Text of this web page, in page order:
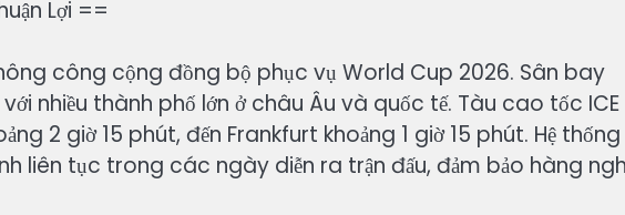
Lợi ==
công cộng đồng bộ phục vụ World Cup 2026. Sân bay
nhiều thành phố lớn ở châu Âu và quốc tế. Tàu cao tốc
2 giờ 15 phút, đến Frankfurt khoảng 1 giờ 15 phút. Hệ thống
liên tục trong các ngày diễn ra trận đấu, đảm bảo hàng